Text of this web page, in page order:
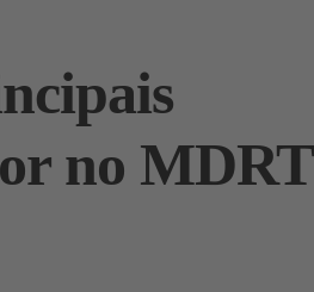
no MDRT